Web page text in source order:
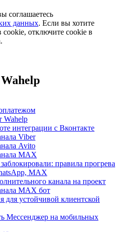
соглашаетесь
данных. Если вы хотите
cookie, отключите cookie в
Wahelp
интеграции с Вконтакте
Viber
Avito
MAX
правила прогрева
MAX
канала на проект
MAX бот
для устойчивой клиентской
Мессенджер на мобильных